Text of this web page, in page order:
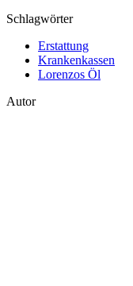
Schlagwörter
Erstattung
Krankenkassen
Lorenzos Öl
Autor